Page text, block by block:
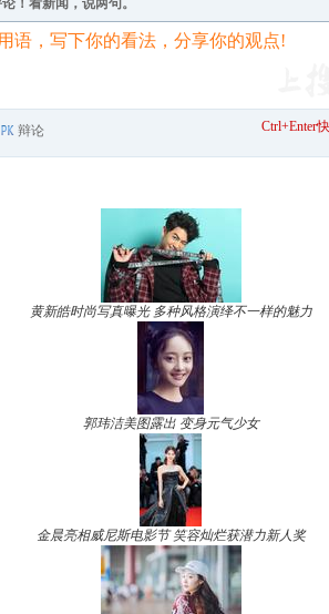
！看新闻，说两句。
辩论 Ctrl+Enter
黄新皓时尚写真曝光 多种风格演绎不一样的魅力
郭玮洁美图露出 变身元气少女
金晨亮相威尼斯电影节 笑容灿烂获潜力新人奖